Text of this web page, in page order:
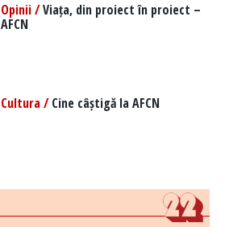
Opinii /Viața, din proiect în proiect –
AFCN
Cultura /Cine câștigă la AFCN